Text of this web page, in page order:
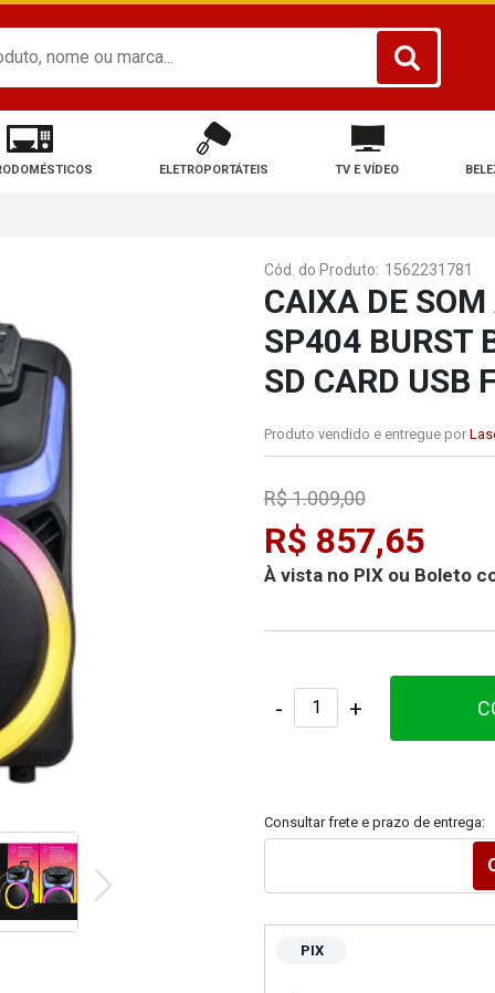
ELETROPORTÁTEIS TV E VÍDEO
Cód. do Produto: 1562231781
CAIXA DE
SP404 BURST
SD CARD USB
Produto vendido e entregue por
R$ 857,65
À vista no PIX ou Boleto
R$ 1.009,00
- +
Consultar frete e prazo de entrega:
PIX